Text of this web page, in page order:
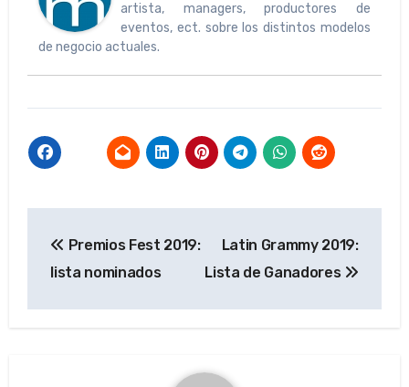
artista, managers, productores de
eventos, ect. sobre los distintos modelos
de negocio actuales.
de
Premios Fest 2019:
lista nominados
Latin Grammy 2019:
Lista de Ganadores